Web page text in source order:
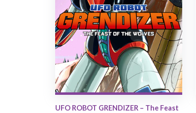
UFO ROBOT GRENDIZER – The Feast